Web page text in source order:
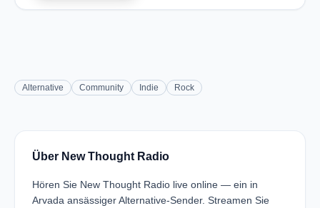
Alternative Community Indie Rock
Über New Thought Radio
Hören Sie New Thought Radio live online — ein in
Arvada ansässiger Alternative-Sender. Streamen Sie